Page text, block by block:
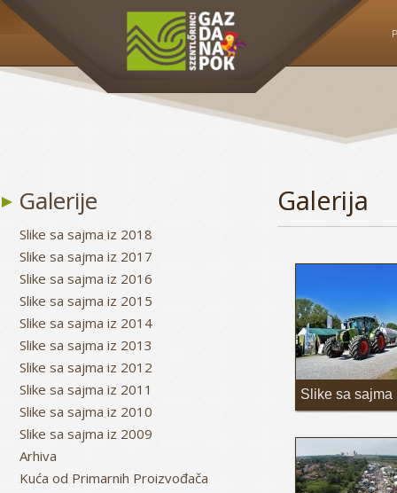
Galerije
Slike sa sajma iz 2018
Slike sa sajma iz 2017
Slike sa sajma iz 2016
Slike sa sajma iz 2015
Slike sa sajma iz 2014
Slike sa sajma iz 2013
Slike sa sajma iz 2012
Slike sa sajma iz 2011
Slike sa sajma iz 2010
Slike sa sajma iz 2009
Arhiva
Kuća od Primarnih Proizvođača
Galerija
Slike sa sajma